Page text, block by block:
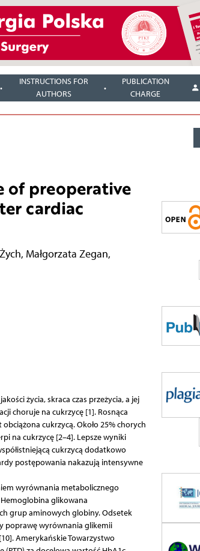
INSTRUCTIONS FOR
AUTHORS
PUBLICATION
CHARGE
of preoperative
cardiac
, Małgorzata Zegan,
życia, skraca czas przeżycia, a jej
choruje na cukrzycę [1]. Rosnąca
cukrzycą. Około 25% chorych
na cukrzycę [2–4]. Lepsze wyniki
cukrzycą dodatkowo
postępowania nakazują intensywne
wyrównania metabolicznego
glikowana
grup aminowych globiny. Odsetek
poprawę wyrównania glikemii
Amerykańskie Towarzystwo